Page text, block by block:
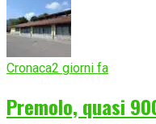
Cronaca2 giorni fa
Premolo, quasi